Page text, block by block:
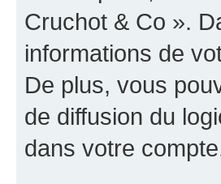
Cruchot & Co ».
informations de
De plus, vous
de diffusion du
dans votre